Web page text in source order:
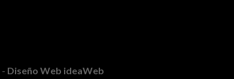
- Diseño Web ideaWeb